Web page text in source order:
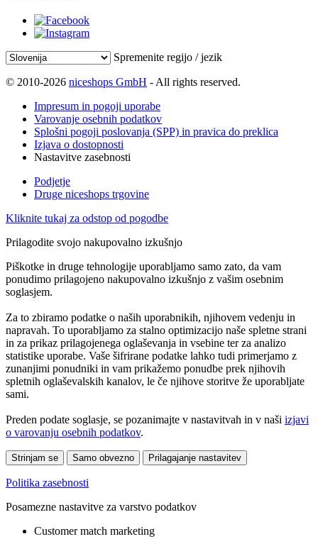
Spremenite regijo / jezik
© 2010-2026 niceshops GmbH - All rights reserved.
Impresum in pogoji uporabe
Varovanje osebnih podatkov
Splošni pogoji poslovanja (SPP) in pravica do preklica
Izjava o dostopnosti
Nastavitve zasebnosti
Podjetje
Druge niceshops trgovine
Kliknite tukaj za odstop od pogodbe
Prilagodite svojo nakupovalno izkušnjo
Piškotke in druge tehnologije uporabljamo samo zato, da vam
ponudimo prilagojeno nakupovalno izkušnjo z vašim osebnim
soglasjem.
Za to zbiramo podatke o naših uporabnikih, njihovem vedenju in
napravah. To uporabljamo za stalno optimizacijo naše spletne strani
in za prikaz prilagojenega oglaševanja in vsebine ter za analizo
statistike uporabe. Vaše šifrirane podatke lahko tudi primerjamo z
zunanjimi ponudniki in vam prikažemo ponudbe prek njihovih
spletnih oglaševalskih kanalov, le če njihove storitve že uporabljate
sami.
Preden podate soglasje, se pozanimajte v nastavitvah in v naši izjavi
o varovanju osebnih podatkov.
Strinjam se Samo obvezno Prilagajanje nastavitev
Politika zasebnosti
Posamezne nastavitve za varstvo podatkov
Customer match marketing